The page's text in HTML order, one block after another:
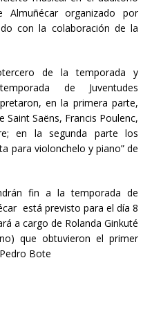
organizado por
con la colaboración de la
de la temporada y
de Juventudes
en la primera parte,
Saint Saëns, Francis Poulenc,
en la segunda parte los
para violonchelo y piano” de
fin a la temporada de
está previsto para el día 8
a cargo de Rolanda Ginkuté
que obtuvieron el primer
Bote